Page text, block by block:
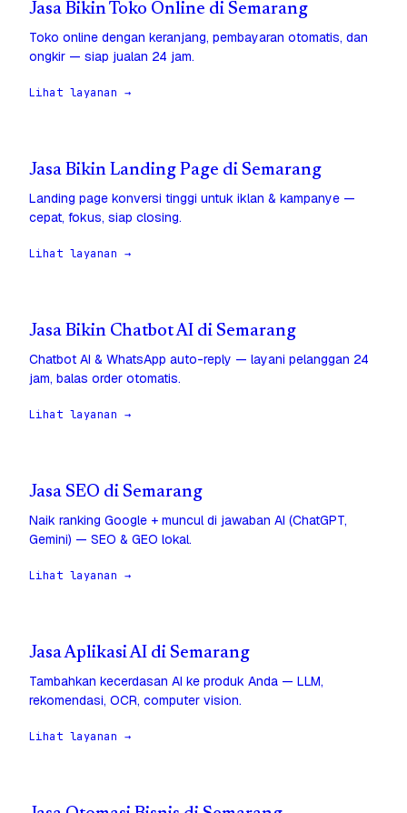
Jasa Bikin Toko Online di Semarang
Toko online dengan keranjang, pembayaran otomatis, dan
ongkir — siap jualan 24 jam.
Lihat layanan →
Jasa Bikin Landing Page di Semarang
Landing page konversi tinggi untuk iklan & kampanye —
cepat, fokus, siap closing.
Lihat layanan →
Jasa Bikin Chatbot AI di Semarang
Chatbot AI & WhatsApp auto-reply — layani pelanggan 24
jam, balas order otomatis.
Lihat layanan →
Jasa SEO di Semarang
Naik ranking Google + muncul di jawaban AI (ChatGPT,
Gemini) — SEO & GEO lokal.
Lihat layanan →
Jasa Aplikasi AI di Semarang
Tambahkan kecerdasan AI ke produk Anda — LLM,
rekomendasi, OCR, computer vision.
Lihat layanan →